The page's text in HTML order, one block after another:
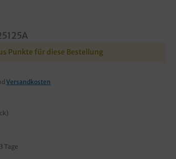
Punkte für diese Bestellung
Versandkosten
Tage